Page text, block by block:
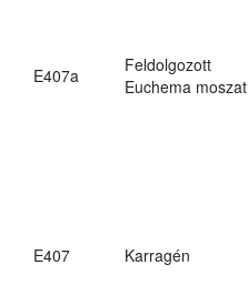
E407a
Feldolgozott
Euchema moszat
E407 Karragén